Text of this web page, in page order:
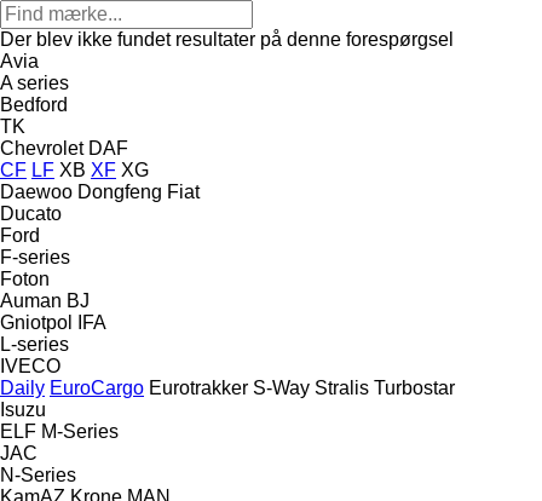
Der blev ikke fundet resultater på denne forespørgsel
Avia
A series
Bedford
TK
Chevrolet DAF
CF LF XB XF XG
Daewoo Dongfeng Fiat
Ducato
Ford
F-series
Foton
Auman BJ
Gniotpol
IFA
L-series
IVECO
Daily EuroCargo Eurotrakker S-Way Stralis Turbostar
Isuzu
ELF M-Series
JAC
N-Series
KamAZ Krone MAN